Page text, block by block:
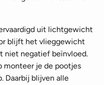
uit lichtgewicht
blijft het vlieggewicht
niet negatief beïnvloed.
monteer je de pootjes
Daarbij blijven alle